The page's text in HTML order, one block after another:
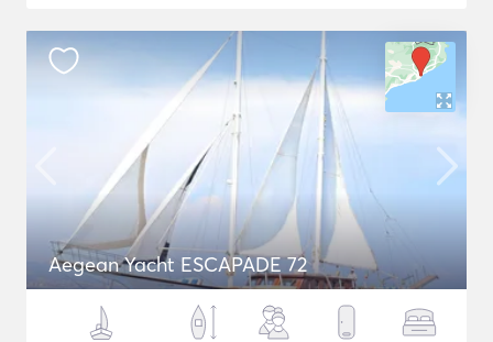
Aegean Yacht ESCAPADE 72